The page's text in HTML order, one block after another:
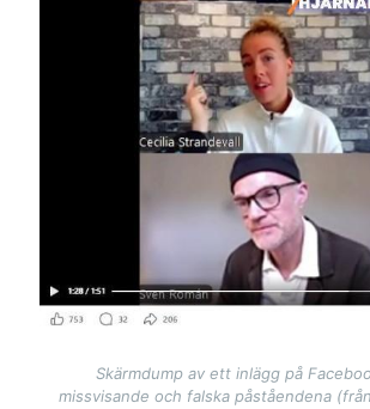
Skärmdump av ett inlägg på
missvisande och falska påståendena